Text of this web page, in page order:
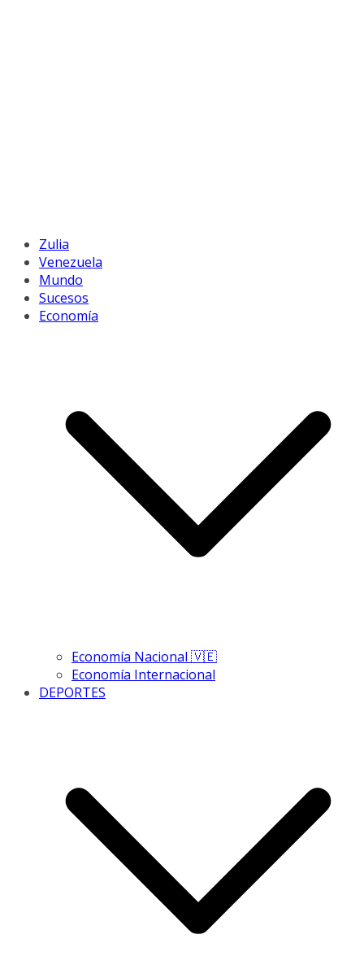
Zulia
Venezuela
Mundo
Sucesos
Economía
Economía Nacional 🇻🇪
Economía Internacional
DEPORTES